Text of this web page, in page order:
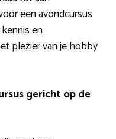
een avondcursus
en
plezier van je hobby
gericht op de